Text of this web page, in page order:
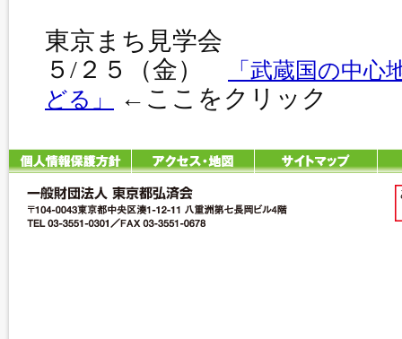
東京まち見学会
５/２５（金）
「武蔵国の中
どる」
←ここをクリック